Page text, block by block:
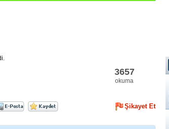
3657
okuma
Şikayet Et